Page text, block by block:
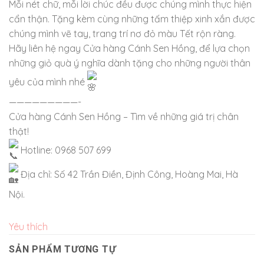
Mỗi nét chữ, mỗi lời chúc đều được chúng mình thực hiện
cẩn thận. Tặng kèm cùng những tấm thiệp xinh xắn được
chúng mình vẽ tay, trang trí nơ đỏ màu Tết rộn ràng.
Hãy liên hệ ngay Cửa hàng Cánh Sen Hồng, để lựa chọn
những giỏ quà ý nghĩa dành tặng cho những người thân
yêu của mình nhé
—————————-
Cửa hàng Cánh Sen Hồng – Tìm về những giá trị chân
thật!
Hotline: 0968 507 699
Địa chỉ: Số 42 Trần Điền, Định Công, Hoàng Mai, Hà
Nội.
Yêu thích
SẢN PHẨM TƯƠNG TỰ